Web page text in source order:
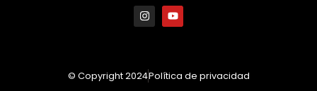
© Copyright 2024Política de privacidad